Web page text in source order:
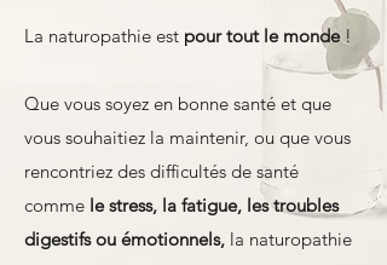
La naturopathie est pour tout le monde!
Que vous soyez en bonne santé et que
vous souhaitiez la maintenir, ou que vous
rencontriez des difficultés de santé
comme le stress, la fatigue, les troubles
digestifs ou émotionnels, la naturopathie